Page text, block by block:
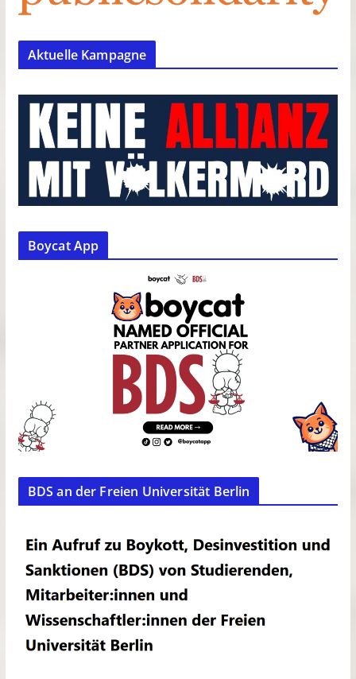
Aktuelle Kampagne
Boycat App
BDS an der Freien Universität Berlin